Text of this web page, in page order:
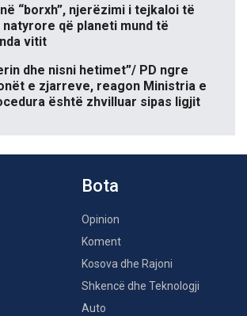
“borxh”, njerëzimi i tejkaloi të
që planeti mund të
vitit
dhe nisni hetimet”/ PD ngre
e zjarreve, reagon Ministria e
është zhvilluar sipas ligjit
Bota
Opinion
Koment
Kosova dhe Rajoni
Shkencë dhe Teknologji
Auto